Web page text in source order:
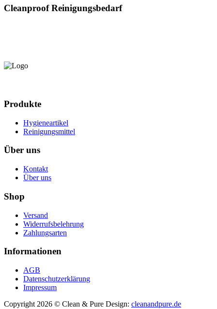
Cleanproof Reinigungsbedarf
Produkte
Hygieneartikel
Reinigungsmittel
Über uns
Kontakt
Über uns
Shop
Versand
Widerrufsbelehrung
Zahlungsarten
Informationen
AGB
Datenschutzerklärung
Impressum
Copyright 2026 © Clean & Pure Design: cleanandpure.de